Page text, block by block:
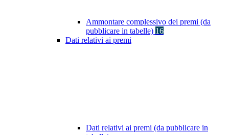
Ammontare complessivo dei premi (da
pubblicare in tabelle) 16
Dati relativi ai premi
Dati relativi ai premi (da pubblicare in